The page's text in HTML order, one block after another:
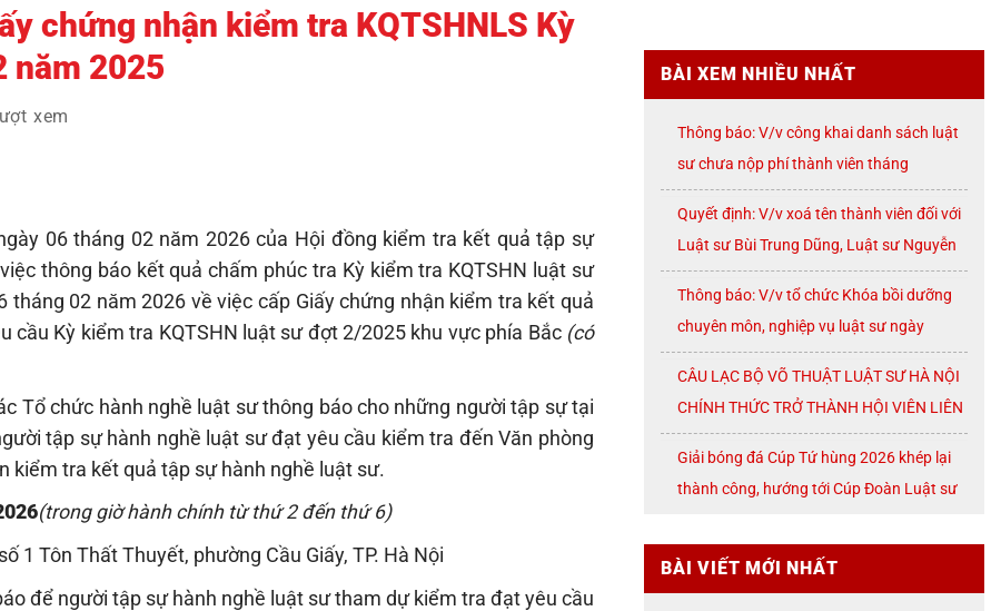
chứng nhận kiểm tra KQTSHNLS Kỳ
năm 2025
xem
06 tháng 02 năm 2026 của Hội đồng kiểm tra kết quả tập sự
thông báo kết quả chấm phúc tra Kỳ kiểm tra KQTSHN luật sư
02 năm 2026 về việc cấp Giấy chứng nhận kiểm tra kết quả
Kỳ kiểm tra KQTSHN luật sư đợt 2/2025 khu vực phía Bắc (có
Tổ chức hành nghề luật sư thông báo cho những người tập sự tại
tập sự hành nghề luật sư đạt yêu cầu kiểm tra đến Văn phòng
kiểm tra kết quả tập sự hành nghề luật sư.
(trong giờ hành chính từ thứ 2 đến thứ 6)
1 Tôn Thất Thuyết, phường Cầu Giấy, TP. Hà Nội
để người tập sự hành nghề luật sư tham dự kiểm tra đạt yêu cầu
BÀI XEM NHIỀU NHẤT
Thông báo: V/v công khai danh sách luật
sư chưa nộp phí thành viên tháng
07/2026
Quyết định: V/v xoá tên thành viên đối với
Luật sư Bùi Trung Dũng, Luật sư Nguyễn
Thị Huế, Luật sư Trần Đình Triển, Luật sư
Lê Thị Oanh
Thông báo: V/v tổ chức Khóa bồi dưỡng
chuyên môn, nghiệp vụ luật sư ngày
08/8/2026 ( thứ Bảy)
CÂU LẠC BỘ VÕ THUẬT LUẬT SƯ HÀ NỘI
CHÍNH THỨC TRỞ THÀNH HỘI VIÊN LIÊN
ĐOÀN VÕ CỔ TRUYỀN THÀNH PHỐ HÀ
Giải bóng đá Cúp Tứ hùng 2026 khép lại
thành công, hướng tới Cúp Đoàn Luật sư
BÀI VIẾT MỚI NHẤT